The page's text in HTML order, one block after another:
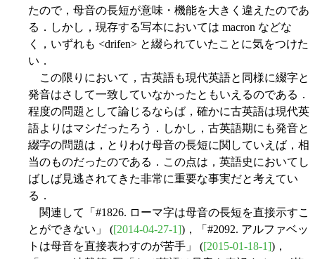
たので，母音の長短が意味・機能を大きく違えたのであ
る．しかし，現存する写本においては macron などな
く，いずれも <drifen> と綴られていたことに気をつけた
い．
この限りにおいて，古英語も現代英語と同様に綴字と
発音はさして一致していなかったともいえるのである．
程度の問題として論じるならば，確かに古英語は現代英
語よりはマシだったろう．しかし，古英語期にも発音と
綴字の問題は，とりわけ母音の長短に関していえば，相
当のものだったのである．この点は，英語史においてし
ばしば見逃されてきた非常に重要な事実だと考えてい
る．
関連して「#1826. ローマ字は母音の長短を直接示すこ
とができない」 ([2014-04-27-1])，「#2092. アルファベッ
トは母音を直接表わすのが苦手」 ([2015-01-18-1])，